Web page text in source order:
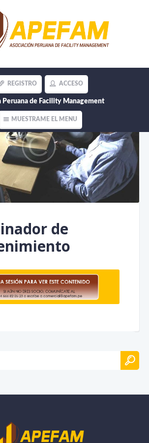
REGISTRO ACCESO
Peruana de Facility Management
MUESTRAME EL MENU
de